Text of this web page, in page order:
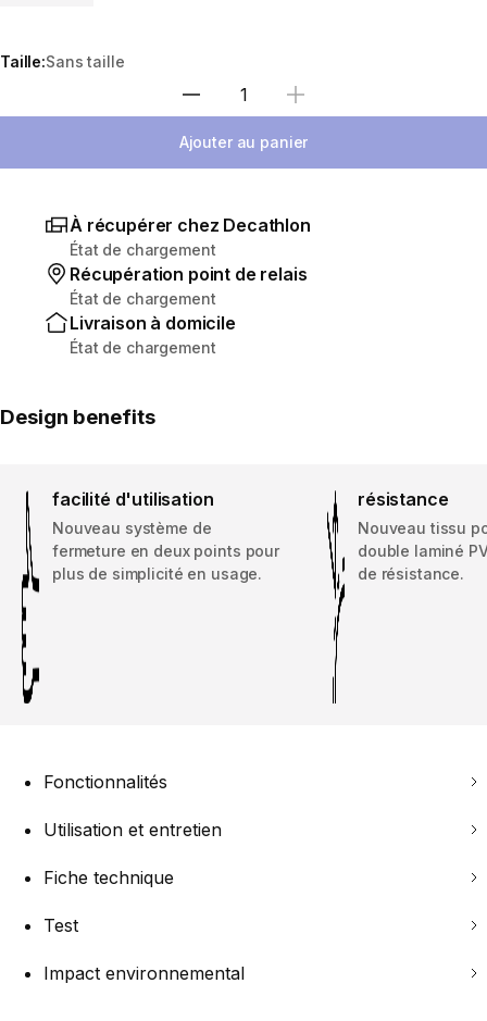
Taille:Sans taille
Sélectionnez la quantité
Ajouter au panier
À récupérer chez Decathlon
État de chargement
Récupération point de relais
État de chargement
Livraison à domicile
État de chargement
Design benefits
facilité d'utilisation
Nouveau système de
fermeture en deux points pour
plus de simplicité en usage.
résistance
Nouveau tissu
double laminé
de résistance.
Fonctionnalités
Utilisation et entretien
Fiche technique
Test
Impact environnemental